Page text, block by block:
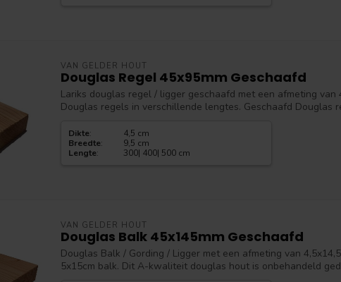
VAN GELDER HOUT
Douglas Regel 45x95mm Geschaafd
Lariks douglas regel / ligger geschaafd met een afmeting van
Douglas regels in verschillende lengtes. Geschaafd Douglas
Dikte:
4,5 cm
Breedte:
9,5 cm
Lengte: 300| 400| 500 cm
VAN GELDER HOUT
Douglas Balk 45x145mm Geschaafd
Douglas Balk / Gording / Ligger met een afmeting van
5x15cm balk. Dit A-kwaliteit douglas hout is onbehandeld